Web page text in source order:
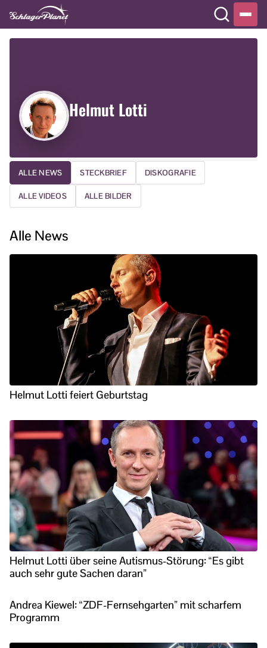
Helmut Lotti
ALLE NEWS STECKBRIEF DISKOGRAFIE
ALLE VIDEOS ALLE BILDER
Alle News
Helmut Lotti feiert Geburtstag
Helmut Lotti über seine Autismus-Störung: “Es gibt
auch sehr gute Sachen daran”
Andrea Kiewel: “ZDF-Fernsehgarten” mit scharfem
Programm